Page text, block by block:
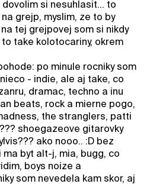
si nesuhlasit... to
grejp, myslim, ze to by
tej grejpovej som si nikdy
take kolotocariny, okrem
po minule rocniky som
- indie, ale aj take, co
dramac, techno a inu
beats, rock a mierne pogo,
the stranglers, patti
shoegazeove gitarovky
ako nooo.. :D bez
byt alt-j, mia, bugg, co
boys noize a
som nevedela kam skor, aj